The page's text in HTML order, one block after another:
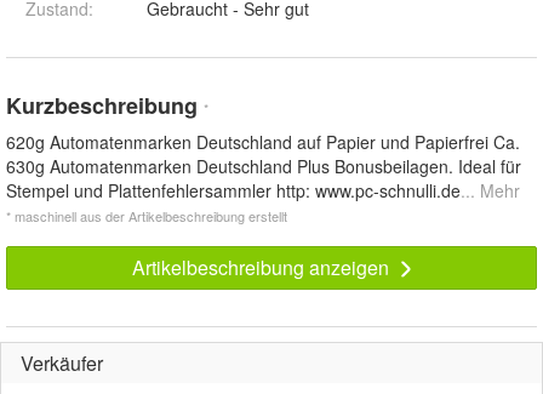
Zustand: Gebraucht - Sehr gut
Kurzbeschreibung *
620g Automatenmarken Deutschland auf Papier und Papierfrei Ca.
630g Automatenmarken Deutschland Plus Bonusbeilagen. Ideal für
Stempel und Plattenfehlersammler http: www.pc-schnulli.de... Mehr
* maschinell aus der Artikelbeschreibung erstellt
Artikelbeschreibung anzeigen
Verkäufer